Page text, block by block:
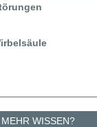
WISSEN?